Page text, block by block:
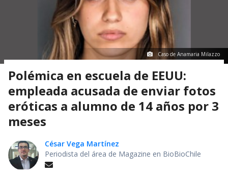
Caso de Anamaria Milazzo
Polémica en escuela de EEUU:
empleada acusada de enviar fotos
eróticas a alumno de 14 años por 3
meses
César Vega Martínez
Periodista del área de Magazine en BioBioChile